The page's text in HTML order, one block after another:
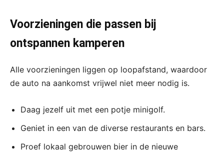
Voorzieningen die passen bij
ontspannen kamperen
Alle voorzieningen liggen op loopafstand, waardoor
de auto na aankomst vrijwel niet meer nodig is.
Daag jezelf uit met een potje minigolf.
Geniet in een van de diverse restaurants en bars.
Proef lokaal gebrouwen bier in de nieuwe